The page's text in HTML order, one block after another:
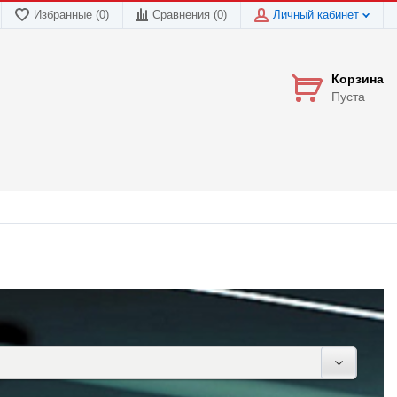
Избранные (0) Сравнения (0) Личный кабинет
Корзина
Пуста